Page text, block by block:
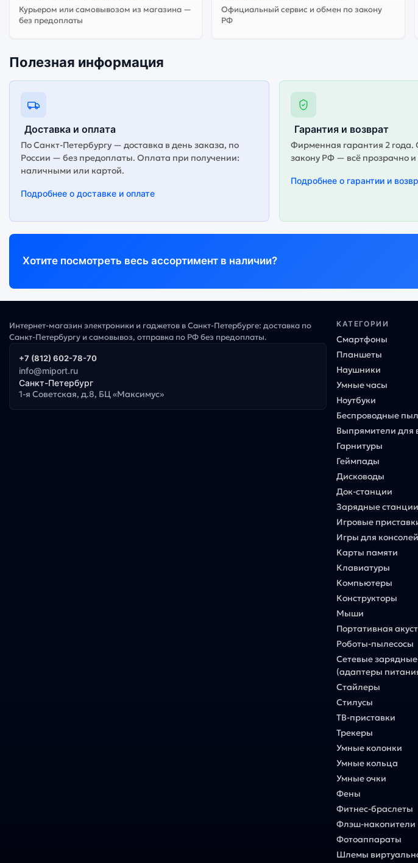
Курьером или самовывозом из магазина —
без предоплаты
Официальный сервис и обмен по закону
РФ
Полезная информация
Доставка и оплата
По Санкт-Петербургу — доставка в день заказа, по
России — без предоплаты. Оплата при получении:
наличными или картой.
Подробнее о доставке и оплате
Гарантия и возврат
Фирменная гарантия 2 года.
закону РФ — всё прозрачно и
Подробнее о гарантии и
Хотите посмотреть весь ассортимент в наличии?
Интернет-магазин электроники и гаджетов в Санкт-Петербурге: доставка по
Санкт-Петербургу и самовывоз, отправка по РФ без предоплаты.
+7 (812) 602-78-70
info@miport.ru
Санкт-Петербург
1-я Советская, д.8, БЦ «Максимус»
КАТЕГОРИИ
Смартфоны
Планшеты
Наушники
Умные часы
Ноутбуки
Беспроводные
Выпрямители для
Гарнитуры
Геймпады
Дисководы
Док-станции
Зарядные станции
Игровые
Игры для консолей
Карты памяти
Клавиатуры
Компьютеры
Конструкторы
Мыши
Портативная
Роботы-пылесосы
Сетевые зарядные
(адаптеры
Стайлеры
Стилусы
ТВ-приставки
Трекеры
Умные колонки
Умные кольца
Умные очки
Фены
Фитнес-браслеты
Флэш-накопители
Фотоаппараты
Шлемы